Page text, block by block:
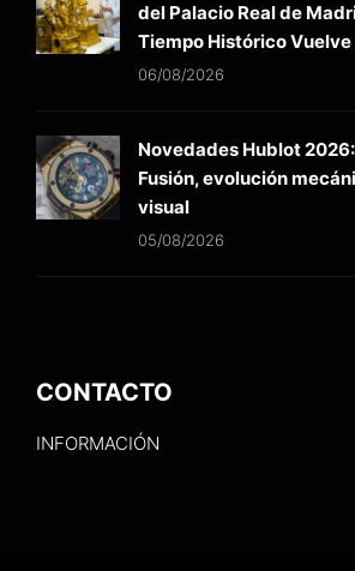
del Palacio Real de
Tiempo Histórico Vuelve
06/08/2026
Novedades Hublot
Fusión, evolución
visual
05/08/2026
CONTACTO
INFORMACIÓN